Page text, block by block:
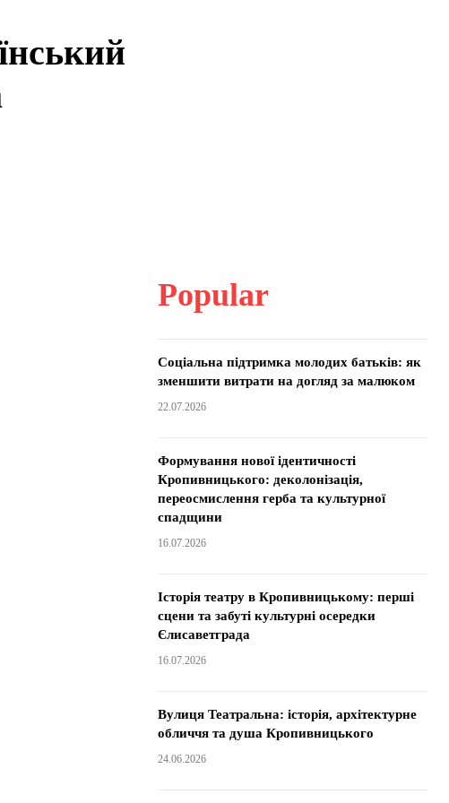
Popular
Соціальна підтримка молодих батьків: як
зменшити витрати на догляд за малюком
22.07.2026
Формування нової ідентичності
Кропивницького: деколонізація,
переосмислення герба та культурної
спадщини
16.07.2026
Історія театру в Кропивницькому: перші
сцени та забуті культурні осередки
Єлисаветграда
16.07.2026
Вулиця Театральна: історія, архітектурне
обличчя та душа Кропивницького
24.06.2026